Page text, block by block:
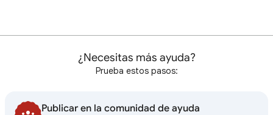
¿Necesitas más ayuda?
Prueba estos pasos:
Publicar en la comunidad de ayuda